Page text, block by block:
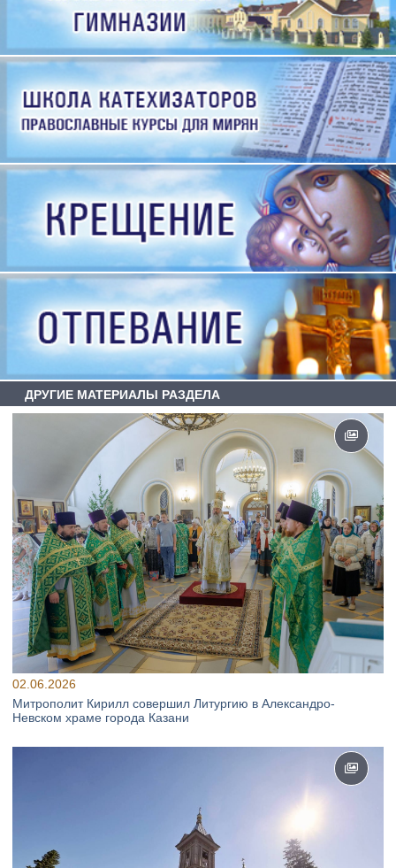
ДРУГИЕ МАТЕРИАЛЫ РАЗДЕЛА
02.06.2026
Митрополит Кирилл совершил Литургию в Александро-
Невском храме города Казани